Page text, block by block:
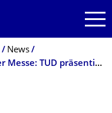
News
Spitzenforschung auf der Hannover Messe: TUD präsentiert Forschungsergebnisse und Innovationen